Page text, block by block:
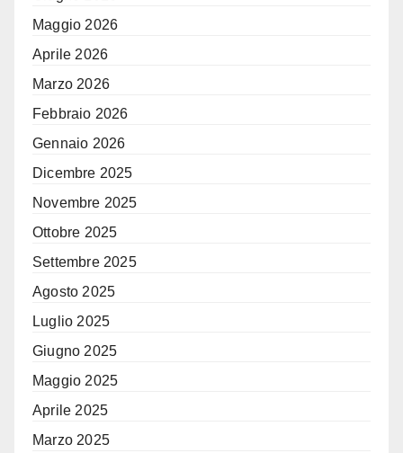
Maggio 2026
Aprile 2026
Marzo 2026
Febbraio 2026
Gennaio 2026
Dicembre 2025
Novembre 2025
Ottobre 2025
Settembre 2025
Agosto 2025
Luglio 2025
Giugno 2025
Maggio 2025
Aprile 2025
Marzo 2025